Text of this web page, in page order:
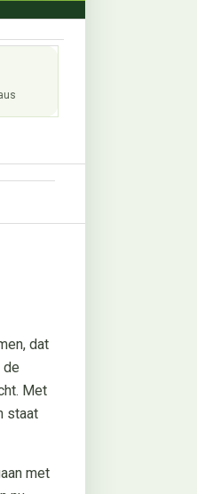
dat
de
Met
staat
met